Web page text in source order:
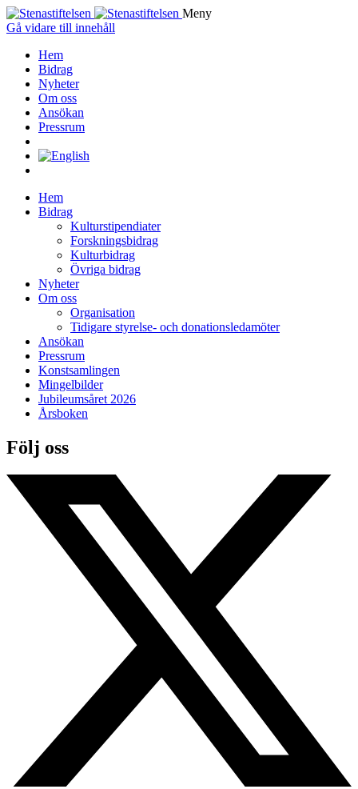
Meny
Gå vidare till innehåll
Hem
Bidrag
Nyheter
Om oss
Ansökan
Pressrum
Hem
Bidrag
Kulturstipendiater
Forskningsbidrag
Kulturbidrag
Övriga bidrag
Nyheter
Om oss
Organisation
Tidigare styrelse- och donationsledamöter
Ansökan
Pressrum
Konstsamlingen
Mingelbilder
Jubileumsåret 2026
Årsboken
Följ oss